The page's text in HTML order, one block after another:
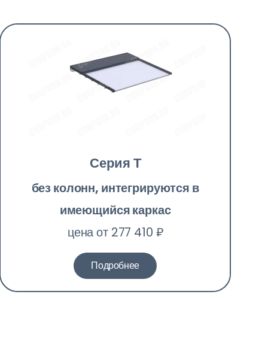
Серия Т
без колонн, интегрируются в
имеющийся каркас
цена от 277 410 ₽
Подробнее